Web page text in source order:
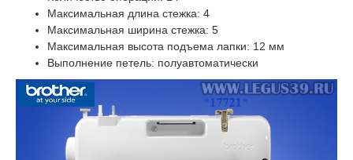
Максимальная длина стежка: 4
Максимальная ширина стежка: 5
Максимальная высота подъема лапки: 12 мм
Выполнение петель: полуавтоматически